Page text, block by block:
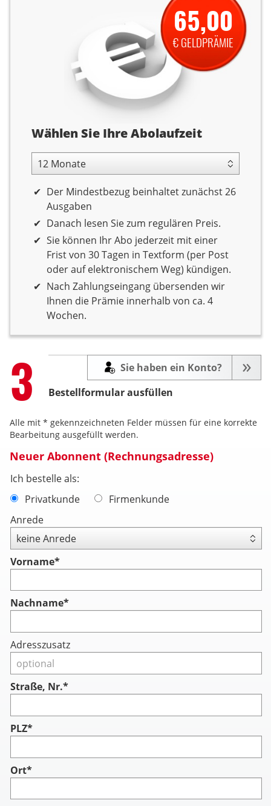
Abolaufzeit
Wählen Sie Ihre Abolaufzeit
12 Monate Laufzeit
Der Mindestbezug beinhaltet zunächst 26
Ausgaben
Danach lesen Sie zum regulären Preis.
Sie können Ihr Abo jederzeit mit einer
Frist von 30 Tagen in Textform (per Post
oder auf elektronischem Weg) kündigen.
Nach Zahlungseingang übersenden wir
Ihnen die Prämie innerhalb von ca. 4
Wochen.
65,00
€ GELDPRÄMIE
Step
3 Bestellformular ausfüllen
Sie haben ein Konto?
Alle mit * gekennzeichneten Felder müssen für eine korrekte
Bearbeitung ausgefüllt werden.
Neuer Abonnent (Rechnungsadresse)
Ich bestelle als:
Privatkunde
Firmenkunde
Anrede
Vorname*
Nachname*
Adresszusatz
Straße, Nr.*
PLZ*
Ort*